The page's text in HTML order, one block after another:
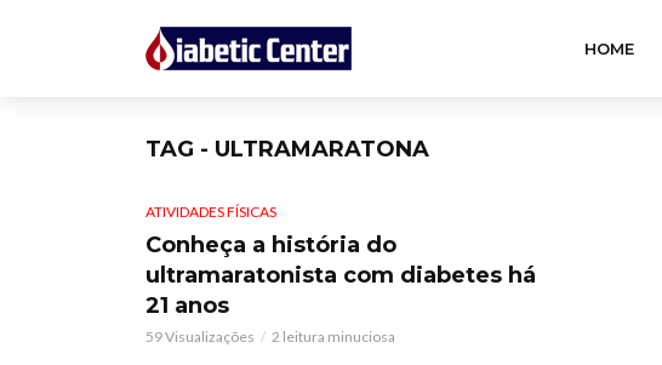
HOME
TAG - ULTRAMARATONA
ATIVIDADES FÍSICAS
Conheça a história do
ultramaratonista com diabetes há
21 anos
59 Visualizações 2 leitura minuciosa